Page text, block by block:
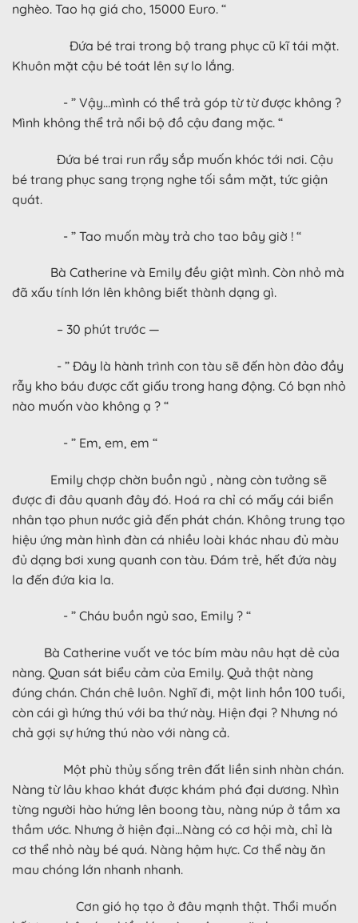
nghèo. Tao hạ giá cho, 15000 Euro. “
Đứa bé trai trong bộ trang phục cũ kĩ tái mặt.
Khuôn mặt cậu bé toát lên sự lo lắng.
- ” Vậy…mình có thể trả góp từ từ được không ?
Mình không thể trả nổi bộ đồ cậu đang mặc. “
Đứa bé trai run rẩy sắp muốn khóc tới nơi. Cậu
bé trang phục sang trọng nghe tối sầm mặt, tức giận
quát.
- ” Tao muốn mày trả cho tao bây giờ ! “
Bà Catherine và Emily đều giật mình. Còn nhỏ mà
đã xấu tính lớn lên không biết thành dạng gì.
– 30 phút trước —
- ” Đây là hành trình con tàu sẽ đến hòn đảo đầy
rẫy kho báu được cất giấu trong hang động. Có bạn nhỏ
nào muốn vào không ạ ? “
- ” Em, em, em “
Emily chợp chờn buồn ngủ , nàng còn tưởng sẽ
được đi đâu quanh đây đó. Hoá ra chỉ có mấy cái biển
nhân tạo phun nước giả đến phát chán. Không trung tạo
hiệu ứng màn hình đàn cá nhiều loài khác nhau đủ màu
đủ dạng bơi xung quanh con tàu. Đám trẻ, hết đứa này
la đến đứa kia la.
- ” Cháu buồn ngủ sao, Emily ? “
Bà Catherine vuốt ve tóc bím màu nâu hạt dẻ của
nàng. Quan sát biểu cảm của Emily. Quả thật nàng
đúng chán. Chán chê luôn. Nghĩ đi, một linh hồn 100 tuổi,
còn cái gì hứng thú với ba thứ này. Hiện đại ? Nhưng nó
chả gợi sự hứng thú nào với nàng cả.
Một phù thủy sống trên đất liền sinh nhàn chán.
Nàng từ lâu khao khát được khám phá đại dương. Nhìn
từng người hào hứng lên boong tàu, nàng núp ở tầm xa
thầm ước. Nhưng ở hiện đại…Nàng có cơ hội mà, chỉ là
cơ thể nhỏ này bé quá. Nàng hậm hực. Cơ thể này ăn
mau chóng lớn nhanh nhanh.
Cơn gió họ tạo ở đâu mạnh thật. Thổi muốn